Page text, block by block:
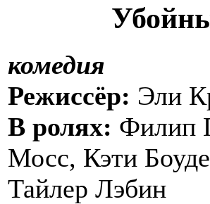
комедия
Режиссёр: Эли
В ролях: Филип
Мосс, Кэти
Тайлер Лэбин